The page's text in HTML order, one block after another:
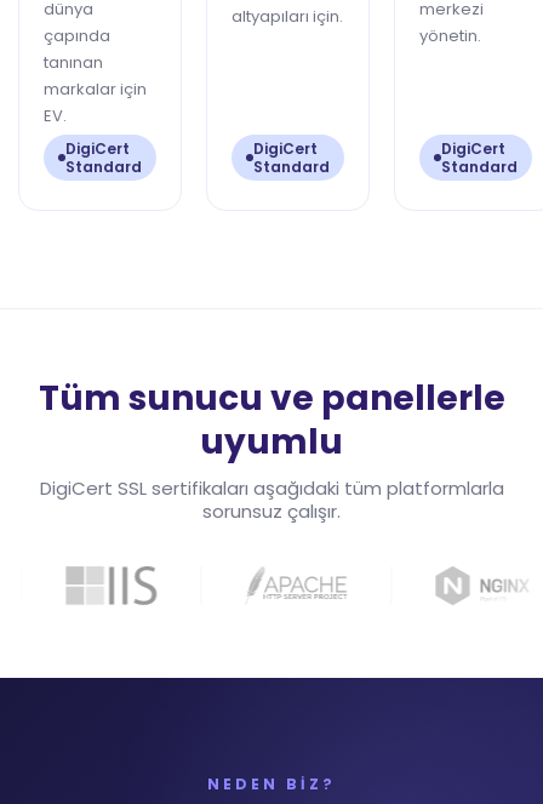
dünya
çapında
tanınan
markalar için
EV.
DigiCert
Standard
altyapıları için.
DigiCert
Standard
merkezi
yönetin.
DigiCert
Standard
Tüm sunucu ve panellerle
uyumlu
DigiCert SSL sertifikaları aşağıdaki tüm platformlarla
sorunsuz çalışır.
NEDEN BİZ?